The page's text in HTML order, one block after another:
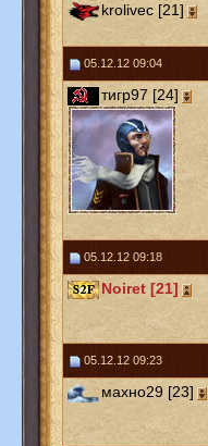
krolivec [21]
05.12.12 09:04
тигр97 [24]
05.12.12 09:18
Noiret [21]
05.12.12 09:23
махно29 [23]